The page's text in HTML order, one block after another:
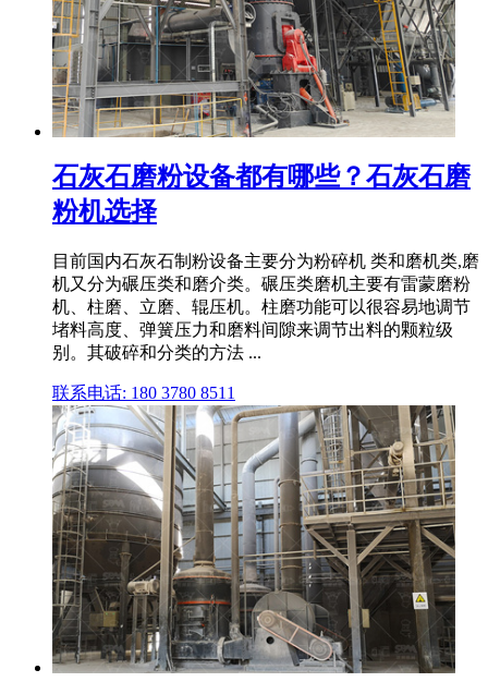
石灰石磨粉设备都有哪些？石灰石磨
粉机选择
目前国内石灰石制粉设备主要分为粉碎机 类和磨机类,磨
机又分为碾压类和磨介类。碾压类磨机主要有雷蒙磨粉
机、柱磨、立磨、辊压机。柱磨功能可以很容易地调节
堵料高度、弹簧压力和磨料间隙来调节出料的颗粒级
别。其破碎和分类的方法 ...
联系电话: 180 3780 8511